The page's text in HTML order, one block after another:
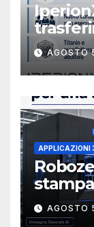
Stati
ha
APPLICAZIONI
AGOSTO